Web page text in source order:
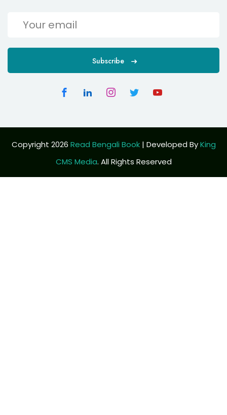
Subscribe
Copyright 2026 Read Bengali Book| Developed ByKing
CMS Media. All Rights Reserved